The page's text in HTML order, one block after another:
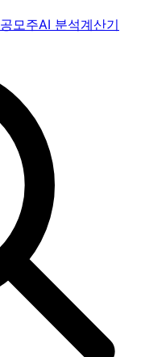
공모주AI 분석계산기